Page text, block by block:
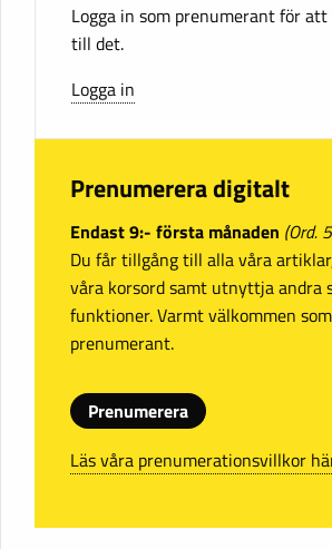
Logga in som prenumerant för
till det.
Logga in
Prenumerera digitalt
Endast 9:- första månaden (Ord.
Du får tillgång till alla våra
våra korsord samt utnyttja andra
funktioner. Varmt välkommen som
prenumerant.
Prenumerera
Läs våra prenumerationsvillkor